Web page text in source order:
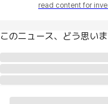
read content for
このニュース、どう思い